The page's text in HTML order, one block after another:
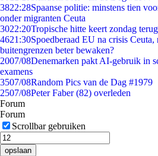
3822:28Spaanse politie: minstens tien
onder migranten Ceuta
3022:20Tropische hitte keert zondag
4621:30Spoedberaad EU na crisis Ceuta,
buitengrenzen beter bewaken?
2007/08Denemarken pakt AI-gebruik in
examens
3507/08Random Pics van de Dag #1979
2507/08Peter Faber (82) overleden
Forum
Forum
Scrollbar gebruiken
opslaan